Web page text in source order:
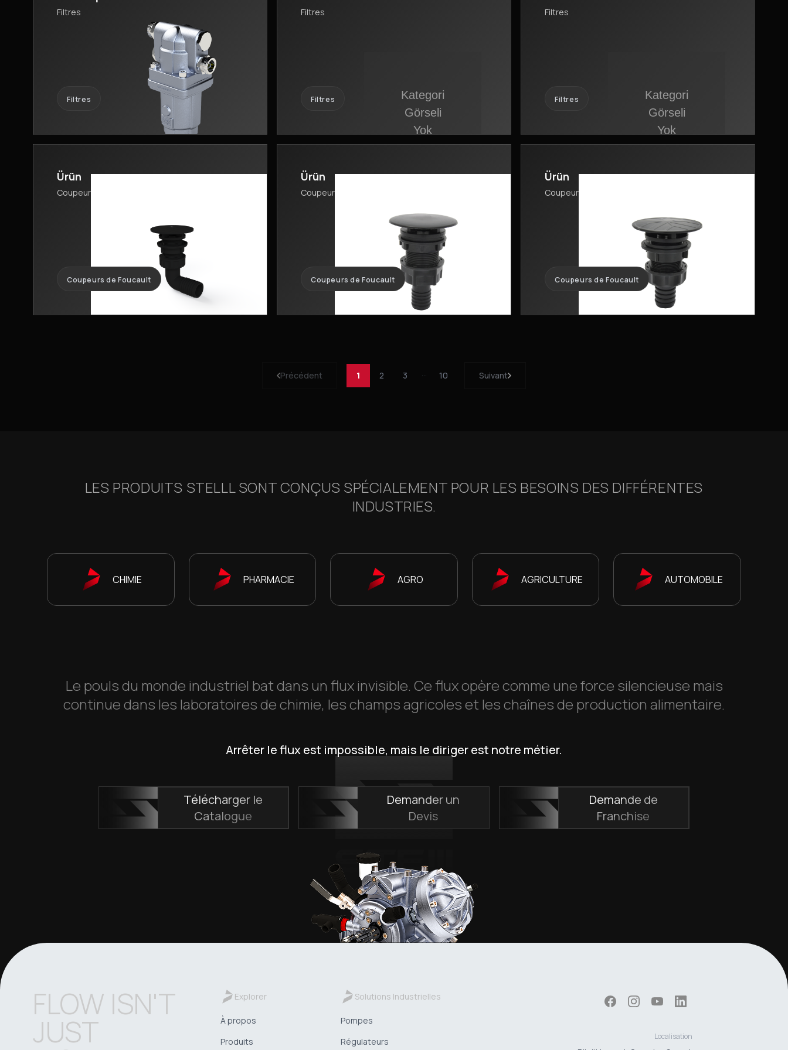
Filtres
Filtres
Filtres
Filtres
Filtres
Filtres
Ürün
Coupeurs de Foucault
Coupeurs de Foucault
Ürün
Coupeurs de Foucault
Coupeurs de Foucault
Ürün
Coupeurs de Foucault
Coupeurs de Foucault
Précédent 1 2 3 ··· 10 Suivant
LES PRODUITS STELLL SONT CONÇUS SPÉCIALEMENT POUR LES BESOINS DES DIFFÉRENTES
INDUSTRIES.
CHIMIE PHARMACIE AGRO AGRICULTURE AUTOMOBILE
Le pouls du monde industriel bat dans un flux invisible. Ce flux opère comme une force silencieuse mais
continue dans les laboratoires de chimie, les champs agricoles et les chaînes de production alimentaire.
Arrêter le flux est impossible, mais le diriger est notre métier.
Télécharger le
Catalogue
Demander un
Devis
Demande de
Franchise
FLOW ISN'T
JUST
Explorer
À propos
Produits
Solutions Industrielles
Pompes
Régulateurs
Localisation